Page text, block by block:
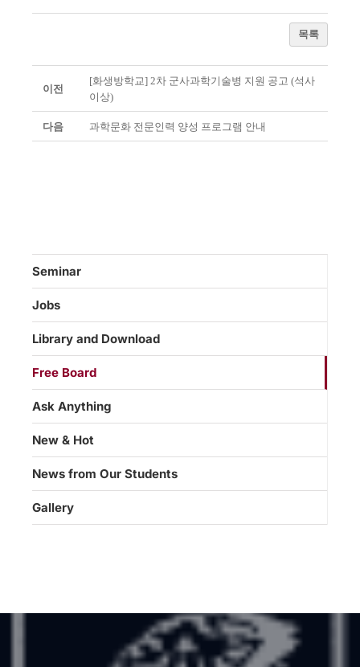
목록
이전
[화생방학교] 2차 군사과학기술병 지원 공고 (석사
이상)
다음 과학문화 전문인력 양성 프로그램 안내
Seminar
Jobs
Library and Download
Free Board
Ask Anything
New & Hot
News from Our Students
Gallery